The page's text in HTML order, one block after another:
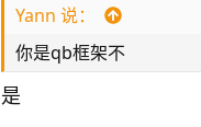
Yann 说：
你是qb框架不
是